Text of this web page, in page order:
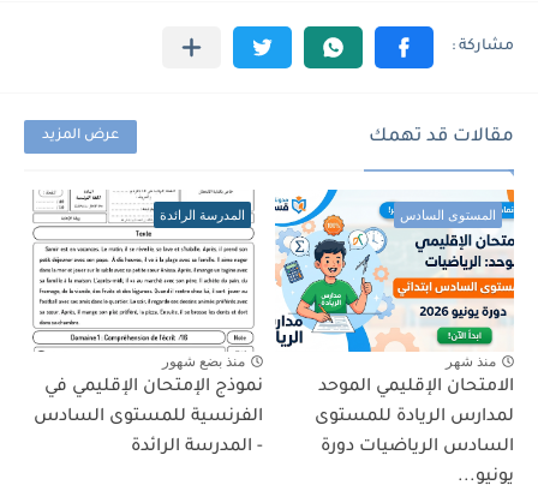
مقالات قد تهمك عرض المزيد
المستوى السادس
منذ شهر
الامتحان الإقليمي الموحد
لمدارس الريادة للمستوى
السادس الرياضيات دورة
يونيو...
المدرسة الرائدة
منذ بضع شهور
نموذج الإمتحان الإقليمي في
الفرنسية للمستوى السادس
- المدرسة الرائدة